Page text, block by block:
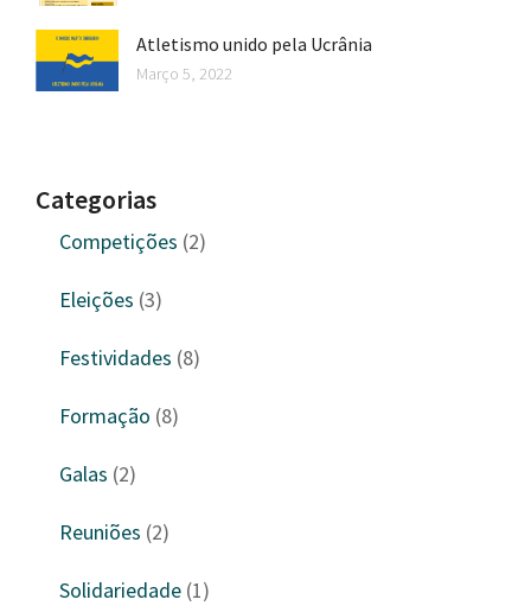
Atletismo unido pela Ucrânia
Março 5, 2022
Categorias
Competições (2)
Eleições (3)
Festividades (8)
Formação (8)
Galas (2)
Reuniões (2)
Solidariedade (1)